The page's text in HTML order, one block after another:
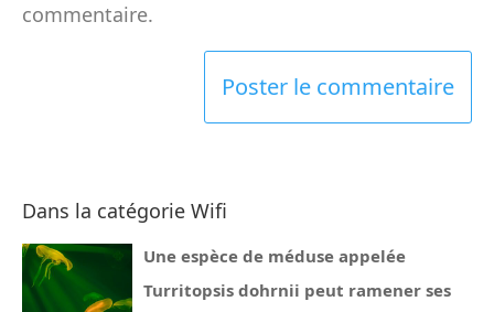
commentaire.
Dans la catégorie Wifi
Une espèce de méduse appelée
Turritopsis dohrnii peut ramener ses